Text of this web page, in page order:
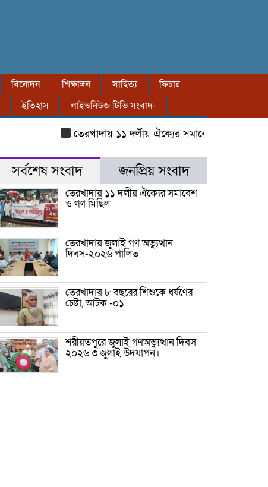
বিনোদন শিক্ষাঙ্গন সাহিত্য
ফিচার
ইতিহাস লাইভনিউজ টিভি সংবাদ-
তেরখাদায় ১১ দলীয় ঐক্যের সমাবেশ ও গণ মিছিল
সর্বশেষ সংবাদ জনপ্রিয় সংবাদ
তেরখাদায় ১১ দলীয় ঐক্যের সমাবেশ
ও গণ মিছিল
তেরখাদায় জুলাই গণ অভ্যুত্থান
দিবস-২০২৬ পালিত
তেরখাদায় ৮ বছরের শিশুকে ধর্ষণের
চেষ্টা, আটক -০১
শরীয়তপুরে জুলাই গণঅভ্যুত্থান দিবস
২০২৬ ৩ জুলাই উদযাপন।